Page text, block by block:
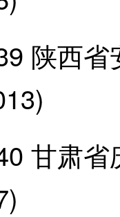
西省
肃省庆